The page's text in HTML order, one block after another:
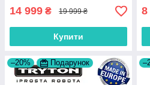
14 999 ₴ 19 999 ₴
Купити
8
–20% Подарунок